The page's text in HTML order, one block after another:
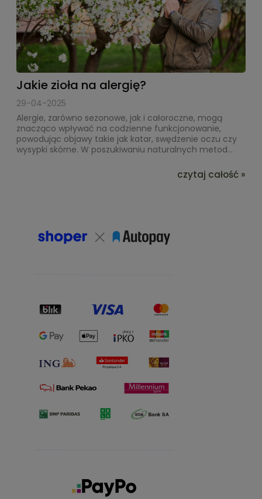
Jakie zioła na alergię?
29-04-2025
Alergie, zarówno sezonowe, jak i całoroczne, mogą
znacząco wpływać na codzienne funkcjonowanie,
powodując objawy takie jak katar, swędzenie oczu czy
wysypki skórne. W poszukiwaniu naturalnych metod...
czytaj całość »